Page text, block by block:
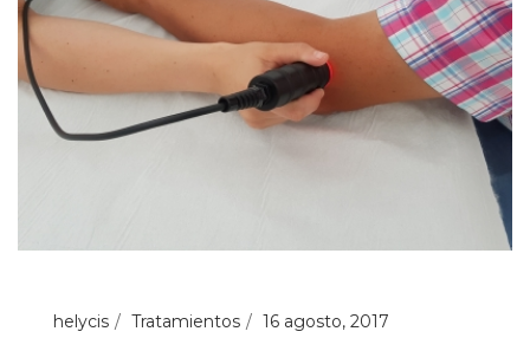
helycis Tratamientos 16 agosto, 2017